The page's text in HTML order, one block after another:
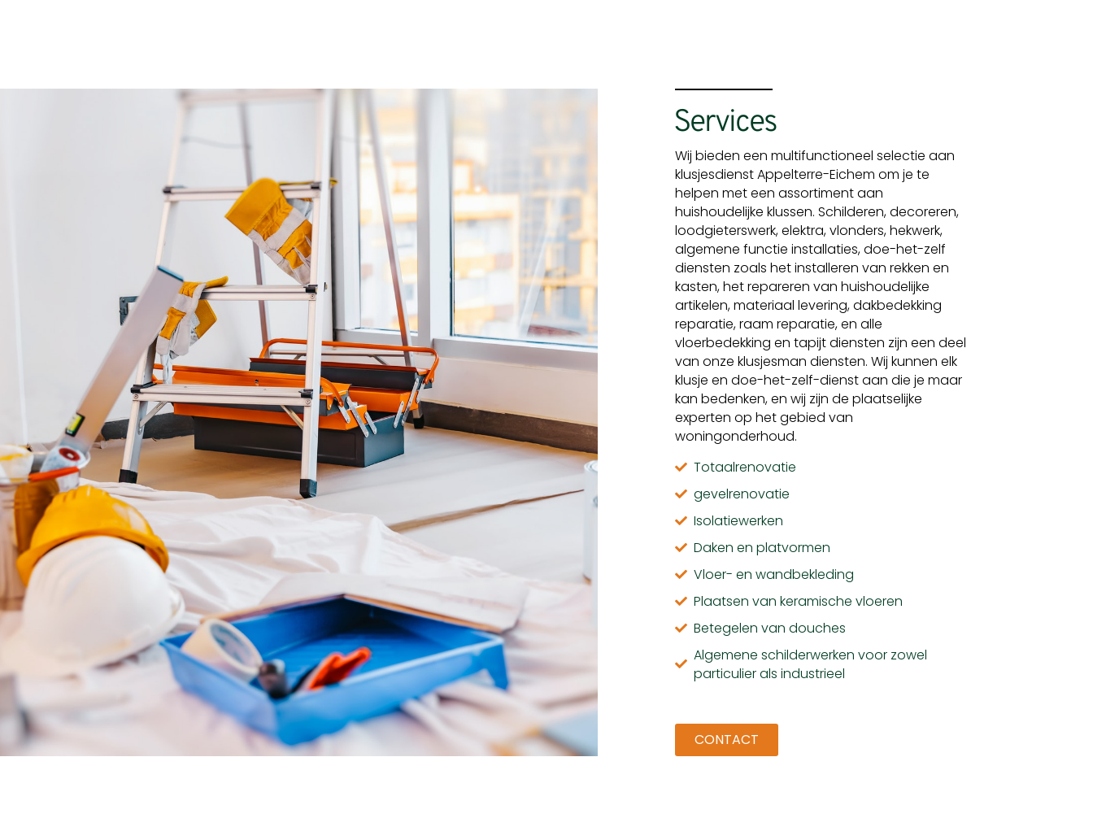
Services
Wij bieden een multifunctioneel selectie aan
klusjesdienst Appelterre-Eichem om je te
helpen met een assortiment aan
huishoudelijke klussen. Schilderen, decoreren,
loodgieterswerk, elektra, vlonders, hekwerk,
algemene functie installaties, doe-het-zelf
diensten zoals het installeren van rekken en
kasten, het repareren van huishoudelijke
artikelen, materiaal levering, dakbedekking
reparatie, raam reparatie, en alle
vloerbedekking en tapijt diensten zijn een deel
van onze klusjesman diensten. Wij kunnen elk
klusje en doe-het-zelf-dienst aan die je maar
kan bedenken, en wij zijn de plaatselijke
experten op het gebied van
woningonderhoud.
Totaalrenovatie
gevelrenovatie
Isolatiewerken
Daken en platvormen
Vloer- en wandbekleding
Plaatsen van keramische vloeren
Betegelen van douches
Algemene schilderwerken voor zowel
particulier als industrieel
CONTACT